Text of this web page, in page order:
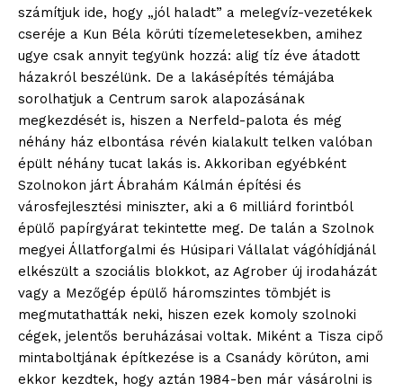
számítjuk ide, hogy „jól haladt” a melegvíz-vezetékek
cseréje a Kun Béla körúti tízemeletesekben, amihez
ugye csak annyit tegyünk hozzá: alig tíz éve átadott
házakról beszélünk. De a lakásépítés témájába
sorolhatjuk a Centrum sarok alapozásának
megkezdését is, hiszen a Nerfeld-palota és még
néhány ház elbontása révén kialakult telken valóban
épült néhány tucat lakás is. Akkoriban egyébként
Szolnokon járt Ábrahám Kálmán építési és
városfejlesztési miniszter, aki a 6 milliárd forintból
épülő papírgyárat tekintette meg. De talán a Szolnok
megyei Állatforgalmi és Húsipari Vállalat vágóhídjánál
elkészült a szociális blokkot, az Agrober új irodaházát
vagy a Mezőgép épülő háromszintes tömbjét is
megmutathatták neki, hiszen ezek komoly szolnoki
cégek, jelentős beruházásai voltak. Miként a Tisza cipő
mintaboltjának építkezése is a Csanády körúton, ami
ekkor kezdtek, hogy aztán 1984-ben már vásárolni is